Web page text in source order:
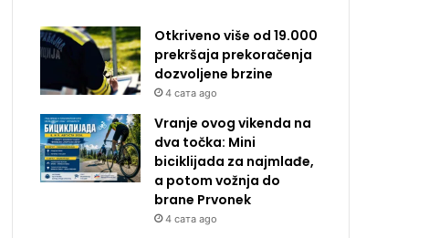
Otkriveno više od 19.000
prekršaja prekoračenja
dozvoljene brzine
4 сата ago
Vranje ovog vikenda na
dva točka: Mini
biciklijada za najmlađe,
a potom vožnja do
brane Prvonek
4 сата ago